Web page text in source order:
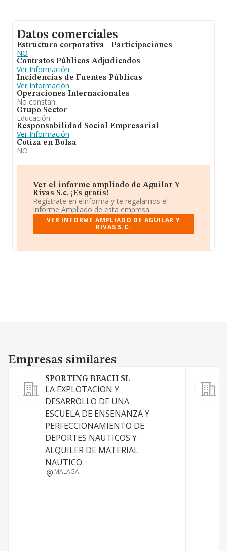
Datos comerciales
Estructura corporativa - Participaciones
NO
Contratos Públicos Adjudicados
Ver Información
Incidencias de Fuentes Públicas
Ver Información
Operaciones Internacionales
No constan
Grupo Sector
Educación
Responsabilidad Social Empresarial
Ver Información
Cotiza en Bolsa
NO
Ver el informe ampliado de Aguilar Y
Rivas S.c. ¡Es gratis!
Regístrate en eInforma y te regalamos el
Informe Ampliado de esta empresa.
VER INFORME AMPLIADO DE AGUILAR Y
RIVAS S.C.
Empresas similares
Empresas similares
SPORTING BEACH SL
LA EXPLOTACION Y
DESARROLLO DE UNA
ESCUELA DE ENSENANZA Y
PERFECCIONAMIENTO DE
DEPORTES NAUTICOS Y
ALQUILER DE MATERIAL
NAUTICO.
MALAGA